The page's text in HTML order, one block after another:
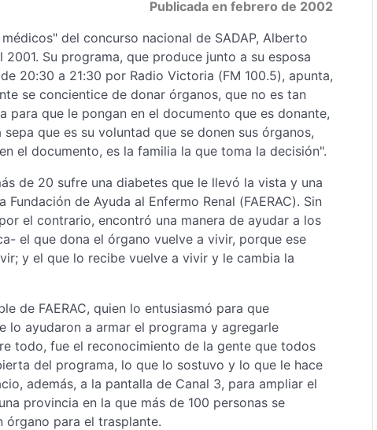
Publicada en febrero de 2002
del concurso nacional de SADAP, Alberto
Su programa, que produce junto a su esposa
20:30 a 21:30 por Radio Victoria (FM 100.5), apunta,
se concientice de donar órganos, que no es tan
para que le pongan en el documento que es donante,
que es su voluntad que se donen sus órganos,
el documento, es la familia la que toma la decisión".
de 20 sufre una diabetes que le llevó la vista y una
de Ayuda al Enfermo Renal (FAERAC). Sin
el contrario, encontró una manera de ayudar a los
el que dona el órgano vuelve a vivir, porque ese
y el que lo recibe vuelve a vivir y le cambia la
de FAERAC, quien lo entusiasmó para que
lo ayudaron a armar el programa y agregarle
todo, fue el reconocimiento de la gente que todos
del programa, lo que lo sostuvo y lo que le hace
además, a la pantalla de Canal 3, para ampliar el
provincia en la que más de 100 personas se
órgano para el trasplante.